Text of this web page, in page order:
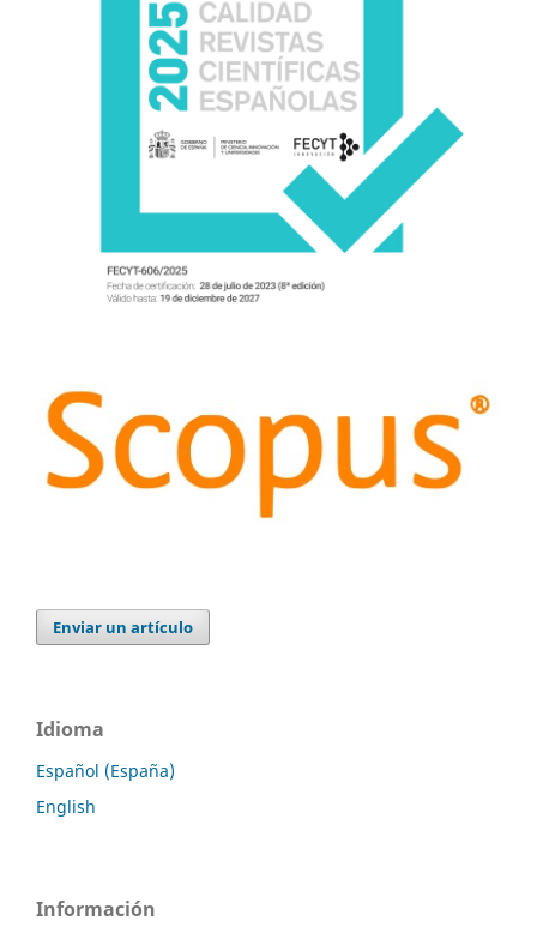
Enviar un artículo
Idioma
Español (España)
English
Información